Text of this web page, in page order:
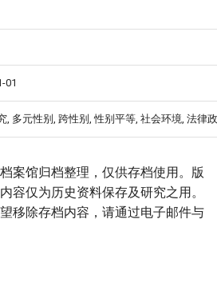
01
, 多元性别, 跨性别, 性别平等, 社会环境, 法律
案馆归档整理，仅供存档使用。版
容仅为历史资料保存及研究之用。
移除存档内容，请通过电子邮件与